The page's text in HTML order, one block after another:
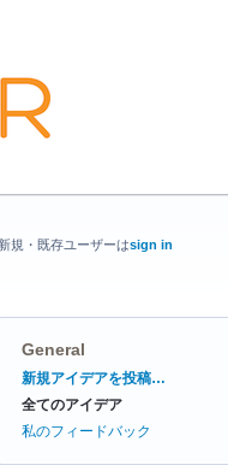
新規・既存ユーザーはsign in
General
カ
ゴ
リ
新規アイデアを投稿…
全てのアイデア
私のフィードバック